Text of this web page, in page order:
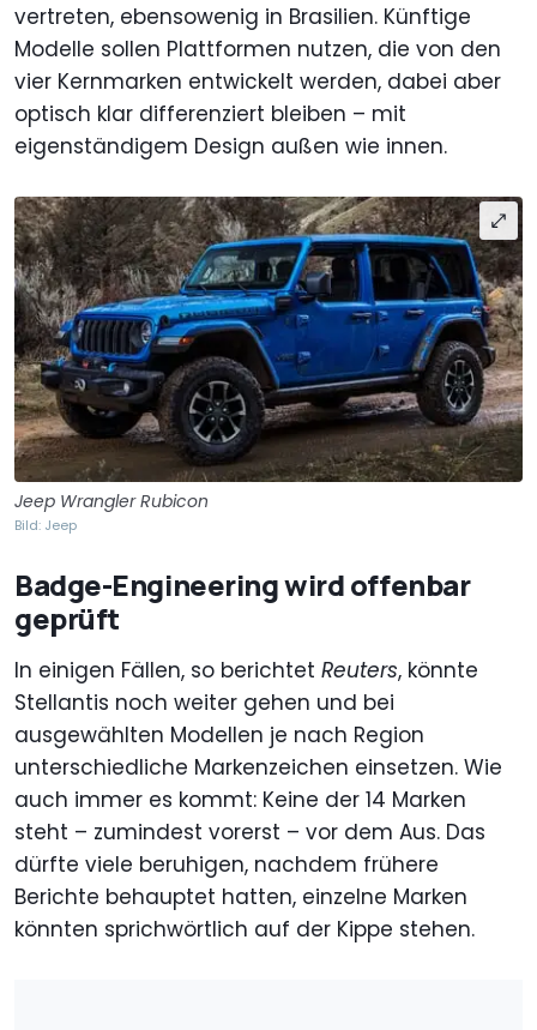
vertreten, ebensowenig in Brasilien. Künftige
Modelle sollen Plattformen nutzen, die von den
vier Kernmarken entwickelt werden, dabei aber
optisch klar differenziert bleiben – mit
eigenständigem Design außen wie innen.
Jeep Wrangler Rubicon
Bild: Jeep
Badge-Engineering wird offenbar
geprüft
In einigen Fällen, so berichtet Reuters, könnte
Stellantis noch weiter gehen und bei
ausgewählten Modellen je nach Region
unterschiedliche Markenzeichen einsetzen. Wie
auch immer es kommt: Keine der 14 Marken
steht – zumindest vorerst – vor dem Aus. Das
dürfte viele beruhigen, nachdem frühere
Berichte behauptet hatten, einzelne Marken
könnten sprichwörtlich auf der Kippe stehen.